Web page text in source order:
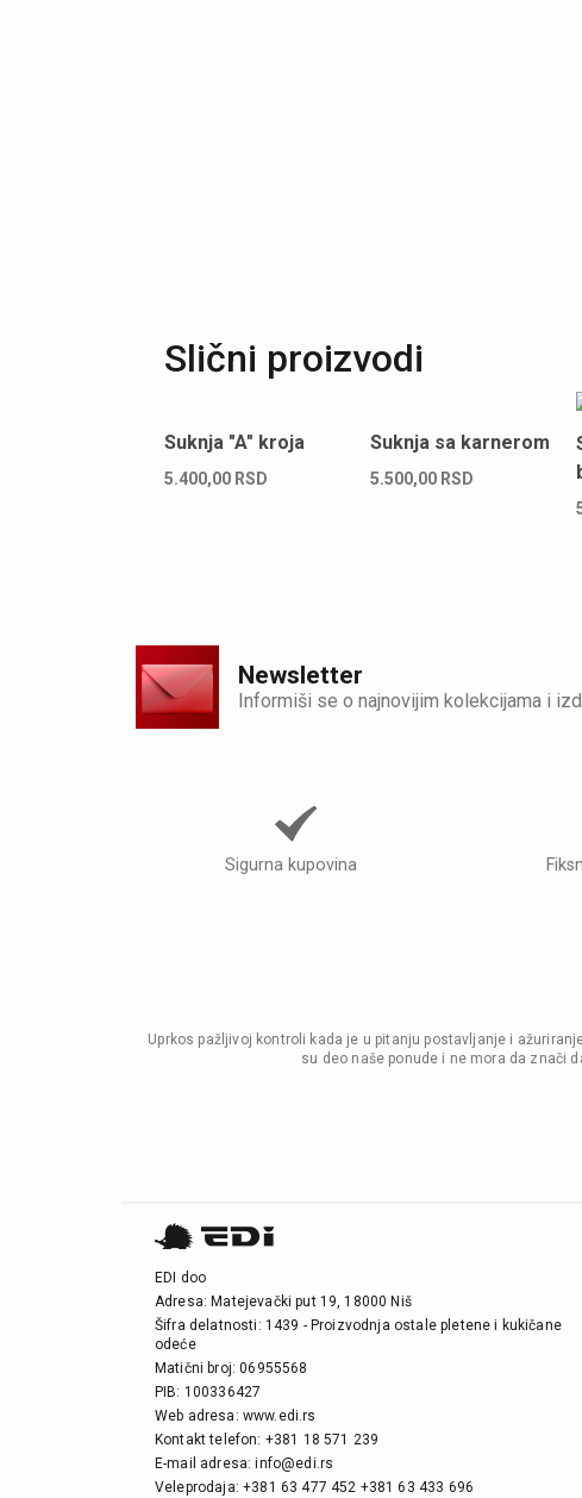
Slični proizvodi
Suknja "A" kroja
5.400,00 RSD
Suknja sa karnerom
5.500,00 RSD
Newsletter
Informiši se o najnovijim kolekcijama i
Sigurna kupovina
Uprkos pažljivoj kontroli kada je u pitanju postavljanje i
su deo naše ponude i ne mora da znači
EDI doo
Adresa: Matejevački put 19, 18000 Niš
Šifra delatnosti: 1439 - Proizvodnja ostale pletene i kukičane
odeće
Matični broj: 06955568
PIB: 100336427
Web adresa: www.edi.rs
Kontakt telefon: +381 18 571 239
E-mail adresa: info@edi.rs
Veleprodaja: +381 63 477 452 +381 63 433 696